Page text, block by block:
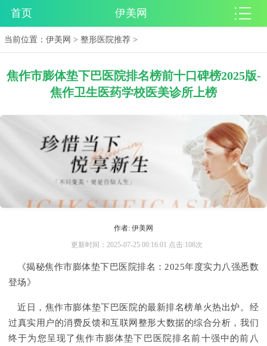
首页 伊美网
当前位置：伊美网 >整形医院推荐 >
焦作市膨体垫下巴医院排名榜前十口碑榜2025版-
焦作卫生医药学校医美诊所上榜
作者: 伊美网
更新时间：2025-07-25 00:16:01 点击:108次
《揭秘焦作市膨体垫下巴医院排名：2025年度实力八强悉数
登场》
近日，焦作市膨体垫下巴医院的最新排名榜单火热出炉。经
过真实用户的消费反馈和互联网整形大数据的综合分析，我们
终于为您呈现了焦作市膨体垫下巴医院排名前十强中的前八